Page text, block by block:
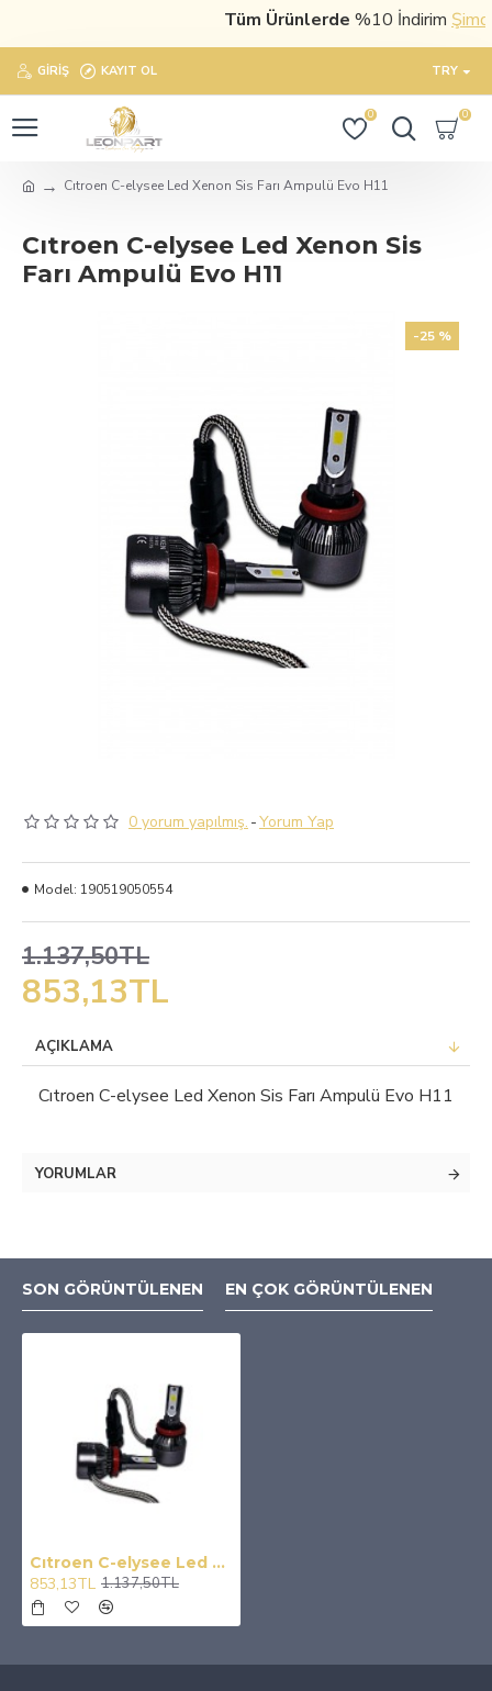
Tüm Ürünlerde%10 İndirimŞimdi
GIRIŞ KAYIT OL TRY
0 0
Cıtroen C-elysee Led Xenon Sis Farı Ampulü Evo H11
Cıtroen C-elysee Led Xenon Sis
Farı Ampulü Evo H11
-25 %
0 yorum yapılmış. -Yorum Yap
853,13TL
1.137,50TL
Model: 190519050554
AÇIKLAMA
Cıtroen C-elysee Led Xenon Sis Farı Ampulü Evo H11
YORUMLAR
SON GÖRÜNTÜLENEN EN ÇOK GÖRÜNTÜLENEN
Cıtroen C-elysee Led Xenon Sis Farı Ampulü Evo H11
853,13TL 1.137,50TL